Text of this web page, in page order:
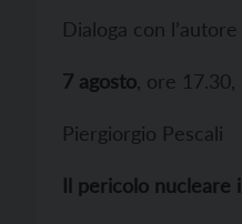
Dialoga con
7 agosto , ore
Piergiorgio Pescali
Il pericolo nucleare